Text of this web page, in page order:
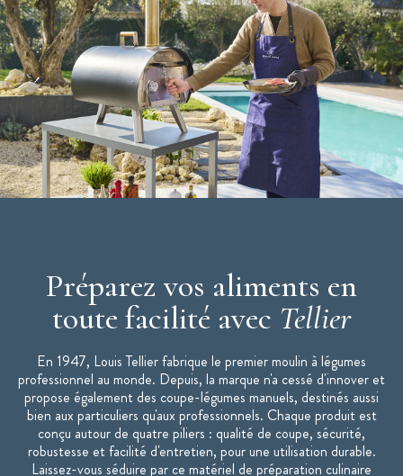
Préparez vos aliments en
toute facilité avec Tellier
En 1947, Louis Tellier fabrique le premier moulin à légumes
professionnel au monde. Depuis, la marque n'a cessé d'innover et
propose également des coupe-légumes manuels, destinés aussi
bien aux particuliers qu'aux professionnels. Chaque produit est
conçu autour de quatre piliers : qualité de coupe, sécurité,
robustesse et facilité d'entretien, pour une utilisation durable.
Laissez-vous séduire par ce matériel de préparation culinaire